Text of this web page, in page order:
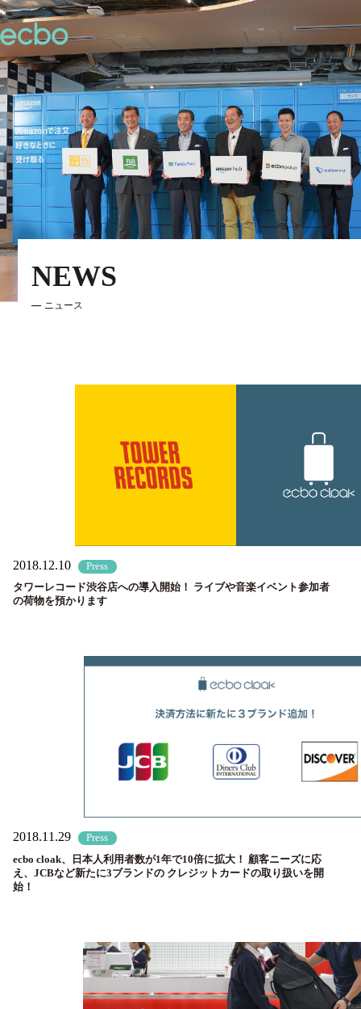
NEWS
ニュース
2018.12.10
Press
タワーレコード渋谷店への導入開始！ ライブや音楽イベント参加者
の荷物を預かります
2018.11.29
Press
ecbo cloak、日本人利用者数が1年で10倍に拡大！ 顧客ニーズに応
え、JCBなど新たに3ブランドの クレジットカードの取り扱いを開
始！